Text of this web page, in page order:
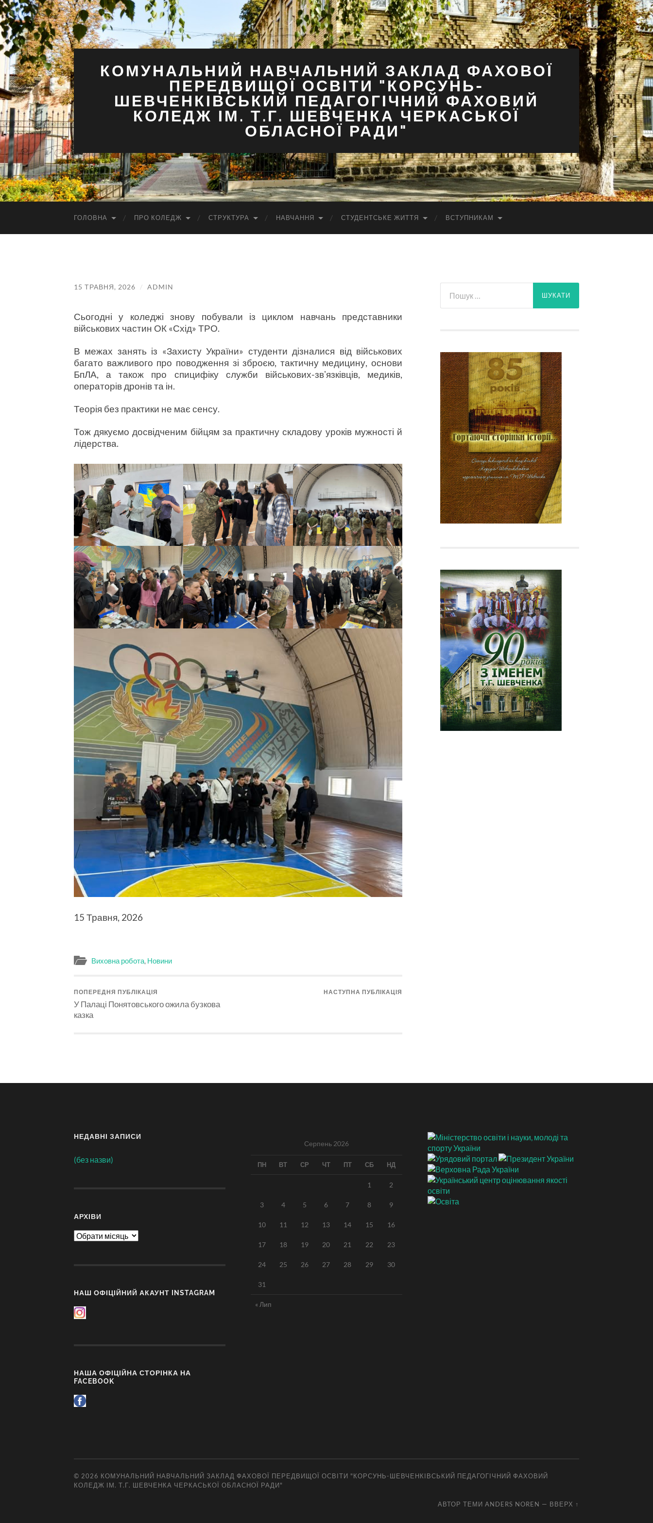
КОМУНАЛЬНИЙ НАВЧАЛЬНИЙ ЗАКЛАД ФАХОВОЇ
ПЕРЕДВИЩОЇ ОСВІТИ "КОРСУНЬ-
ШЕВЧЕНКІВСЬКИЙ ПЕДАГОГІЧНИЙ ФАХОВИЙ
КОЛЕДЖ ІМ. Т.Г. ШЕВЧЕНКА ЧЕРКАСЬКОЇ
ОБЛАСНОЇ РАДИ"
ГОЛОВНА ПРО КОЛЕДЖ СТРУКТУРА НАВЧАННЯ СТУДЕНТСЬКЕ ЖИТТЯ ВСТУПНИКАМ
15 ТРАВНЯ, 2026 / ADMIN
Сьогодні у коледжі знову побували із циклом навчань представники
військових частин ОК «Схід» ТРО.
В межах занять із «Захисту України» студенти дізналися від військових
багато важливого про поводження зі зброєю, тактичну медицину, основи
БпЛА, а також про спицифіку служби військових-звʼязківців, медиків,
операторів дронів та ін.
Теорія без практики не має сенсу.
Тож дякуємо досвідченим бійцям за практичну складову уроків мужності й
лідерства.
15 Травня, 2026
Виховна робота, Новини
ПОПЕРЕДНЯ ПУБЛІКАЦІЯ
У Палаці Понятовського ожила бузкова
казка
НАСТУПНА ПУБЛІКАЦІЯ
НЕДАВНІ ЗАПИСИ
(без назви)
АРХІВИ
Архіви
НАШ ОФІЦІЙНИЙ АКАУНТ INSTAGRAM
НАША ОФІЦІЙНА СТОРІНКА НА
FACEBOOK
Серпень 2026
ПН ВТ СР ЧТ ПТ СБ НД
1 2
3 4 5 6 7 8 9
10 11 12 13 14 15 16
17 18 19 20 21 22 23
24 25 26 27 28 29 30
31
« Лип
© 2026 КОМУНАЛЬНИЙ НАВЧАЛЬНИЙ ЗАКЛАД ФАХОВОЇ ПЕРЕДВИЩОЇ ОСВІТИ "КОРСУНЬ-ШЕВЧЕНКІВСЬКИЙ ПЕДАГОГІЧНИЙ ФАХОВИЙ
КОЛЕДЖ ІМ. Т.Г. ШЕВЧЕНКА ЧЕРКАСЬКОЇ ОБЛАСНОЇ РАДИ"
АВТОР ТЕМИ ANDERS NOREN — ВВЕРХ ↑